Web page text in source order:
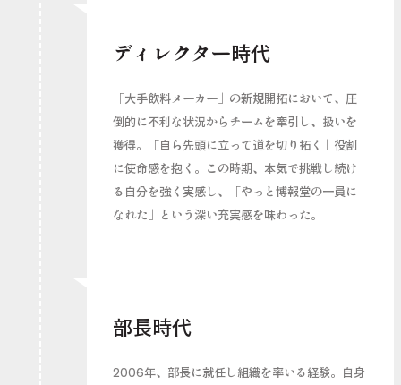
ディレクター時代
「大手飲料メーカー」の新規開拓において、圧
倒的に不利な状況からチームを牽引し、扱いを
獲得。「自ら先頭に立って道を切り拓く」役割
に使命感を抱く。この時期、本気で挑戦し続け
る自分を強く実感し、「やっと博報堂の一員に
なれた」という深い充実感を味わった。
部長時代
2006年、部長に就任し組織を率いる経験。自身